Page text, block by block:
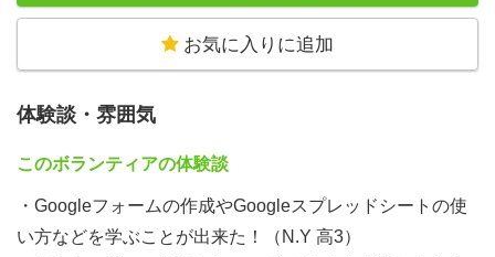
NPO法人CORUNUM（コルナム）では首都圏を中心に
国内外様々な大学や高校の学生が集まり、
や
現代社会が直面している諸課題は、私たち1人1人の責任
において取り組むべき問題として現れています。
お気に入りに追加
体験談・雰囲気
このボランティアの体験談
・Googleフォームの作成やGoogleスプレッドシートの使
い方などを学ぶことが出来た！（N.Y 高3）